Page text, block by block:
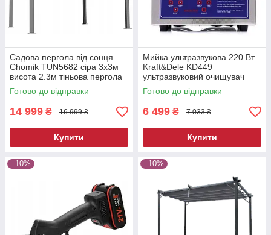
Садова пергола від сонця
Chomik TUN5682 сіра 3х3м
висота 2.3м тіньова пергола
для двору
Готово до відправки
14 999 ₴ 16 999 ₴
Купити
Мийка ультразвукова 220 Вт
Kraft&Dele KD449
ультразвуковий очищувач
Готово до відправки
6 499 ₴ 7 033 ₴
Купити
–10% –10%